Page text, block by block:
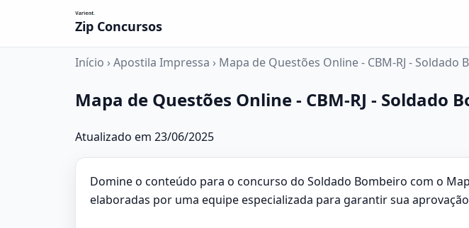
Zip Concursos
Início › Apostila Impressa › Mapa de Questões Online - CBM-RJ - Soldado
Mapa de Questões Online - CBM-RJ - Soldado
Atualizado em 23/06/2025
Domine o conteúdo para o concurso do Soldado Bombeiro com o
elaboradas por uma equipe especializada para garantir sua